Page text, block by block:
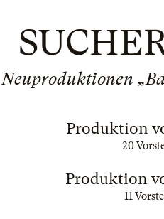
Neuproduktionen
Produktion
20
Produktion
11